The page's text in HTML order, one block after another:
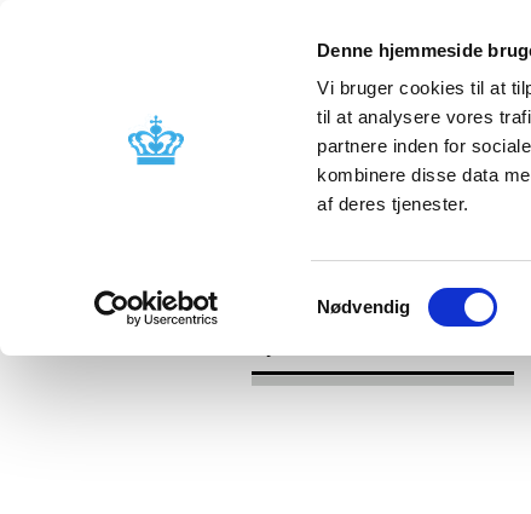
Denne hjemmeside
Vi bruger cookies til at
til at analysere vores
partnere inden for
kombinere disse data
af deres tjenester.
Samtykkevalg
Nødvendig
Godkendelse og